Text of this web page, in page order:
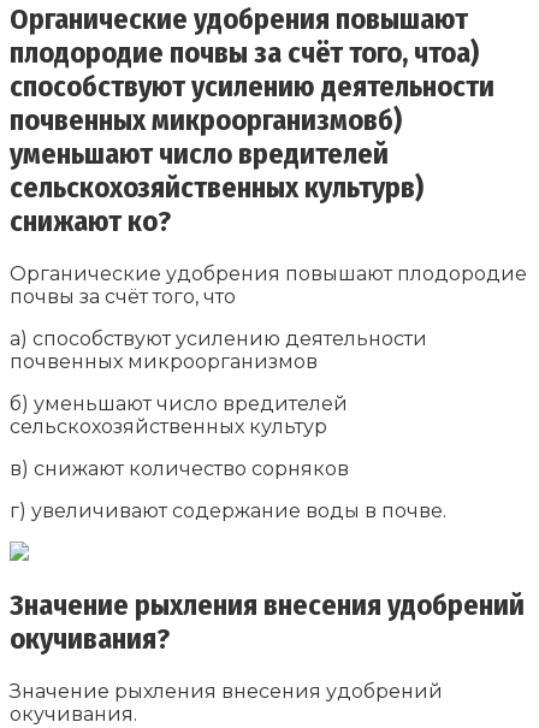
Органические удобрения повышают
плодородие почвы за счёт того, чтоа)
способствуют усилению деятельности
почвенных микроорганизмовб)
уменьшают число вредителей
сельскохозяйственных культурв)
снижают ко?
Органические удобрения повышают плодородие
почвы за счёт того, что
а) способствуют усилению деятельности
почвенных микроорганизмов
б) уменьшают число вредителей
сельскохозяйственных культур
в) снижают количество сорняков
г) увеличивают содержание воды в почве.
Значение рыхления внесения удобрений
окучивания?
Значение рыхления внесения удобрений
окучивания.